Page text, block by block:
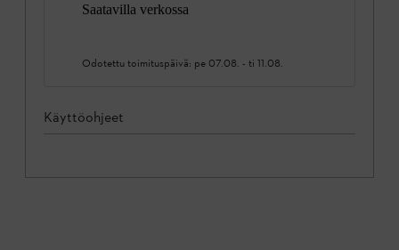
Saatavilla verkossa
Odotettu toimituspäivä: pe 07.08. - ti 11.08.
Käyttöohjeet